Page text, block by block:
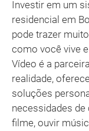
Investir em um
residencial em
pode trazer
como você vive
Vídeo é a
realidade,
soluções
necessidades de
filme, ouvir